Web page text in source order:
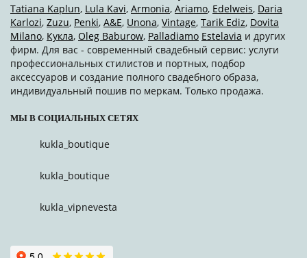
Tatiana Kaplun, Lula Kavi, Armonia, Ariamo, Edelweis, Daria
Karlozi, Zuzu, Penki, A&Е, Unona, Vintage, Tarik Ediz, Dovita
Milano, Кукла, Oleg Baburow, Palladiamo Estelavia и других
фирм. Для вас - современный свадебный сервис: услуги
профессиональных стилистов и портных, подбор
аксессуаров и создание полного свадебного образа,
индивидуальный пошив по меркам. Только продажа.
МЫ В СОЦИАЛЬНЫХ СЕТЯХ
kukla_boutique
kukla_boutique
kukla_vipnevesta